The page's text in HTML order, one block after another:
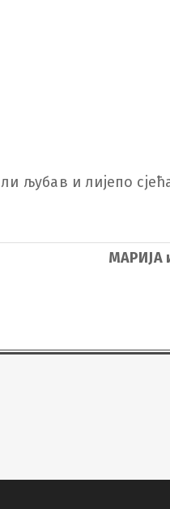
љубав и лијепо
МАРИЈА